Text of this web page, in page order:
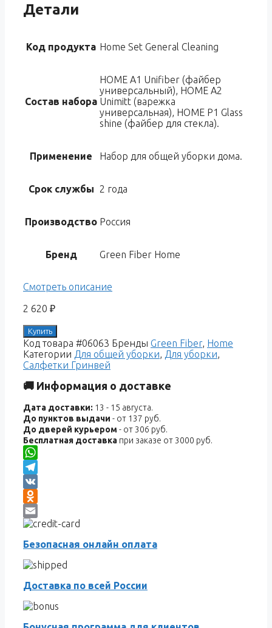
Детали
Код продукта Home Set General Cleaning
Состав набора
HOME A1 Unifiber (файбер
универсальный), HOME A2
Unimitt (варежка
универсальная), HOME P1 Glass
shine (файбер для стекла).
Применение Набор для общей уборки дома.
Срок службы 2 года
Производство Россия
Бренд Green Fiber Home
Смотреть описание
2 620 ₽
Купить
Код товара #06063 Бренды Green Fiber, Home
Категории Для общей уборки, Для уборки,
Салфетки Гринвей
🚚 Информация о доставке
Дата доставки: 13 - 15 августа.
До пунктов выдачи - от 137 руб.
До дверей курьером - от 306 руб.
Бесплатная доставка при заказе от 3000 руб.
WhatsApp
Telegram
VK
Odnoklassniki
Email
Безопасная онлайн оплата
Доставка по всей России